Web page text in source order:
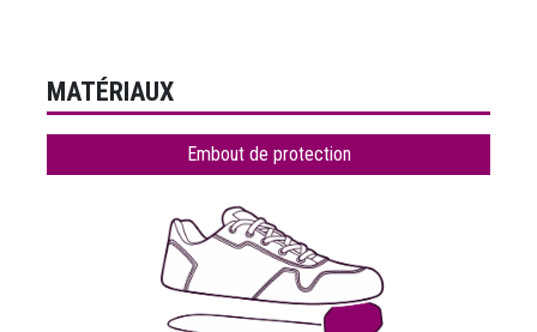
MATÉRIAUX
Embout de protection